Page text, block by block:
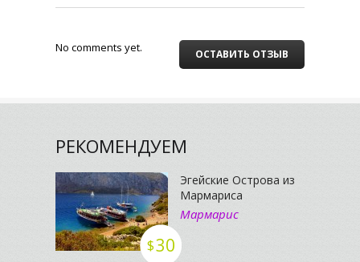
ОСТАВИТЬ ОТЗЫВ
No comments yet.
РЕКОМЕНДУЕМ
$30
Эгейские Острова из
Мармариса
Мармарис